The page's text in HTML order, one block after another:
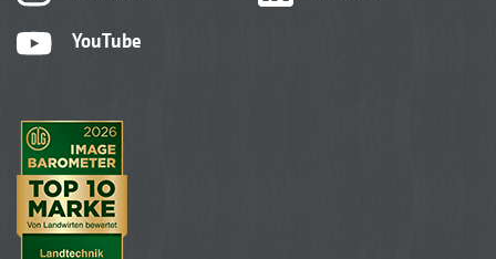
YouTube